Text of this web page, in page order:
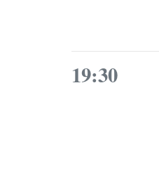
19:30